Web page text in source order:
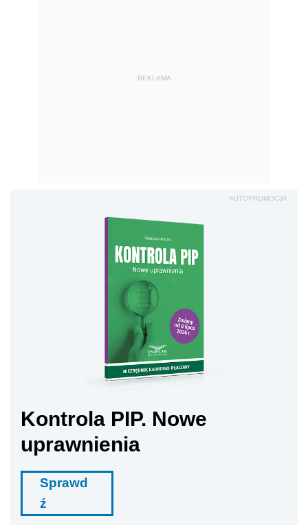
REKLAMA
AUTOPROMOCJA
Kontrola PIP. Nowe
uprawnienia
Sprawd
ź